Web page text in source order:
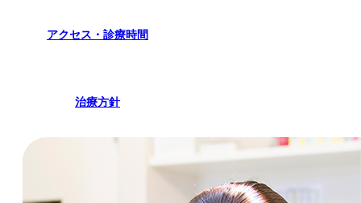
アクセス・診療時間
治療方針